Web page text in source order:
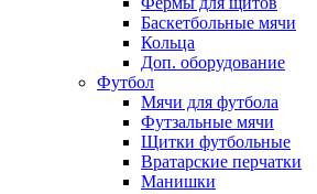
Баскетбольные мячи
Кольца
Доп. оборудование
Футбол
Мячи для футбола
Футзальные мячи
Щитки футбольные
Вратарские перчатки
Манишки